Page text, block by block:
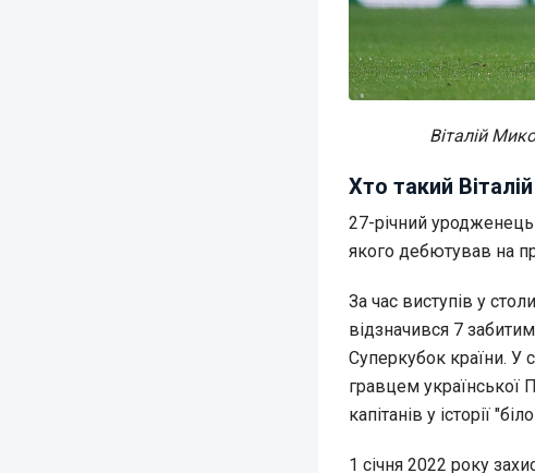
Віталій
Хто такий
27-річний
якого дебютував на
За час виступів у
відзначився 7
Суперкубок країни.
гравцем української
капітанів у історії
1 січня 2022 року